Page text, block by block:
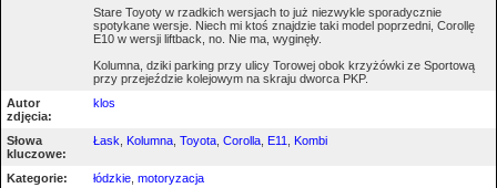
Stare Toyoty w rzadkich wersjach to już niezwykle sporadycznie
spotykane wersje. Niech mi ktoś znajdzie taki model poprzedni, Corollę
E10 w wersji liftback, no. Nie ma, wyginęły.
Kolumna, dziki parking przy ulicy Torowej obok krzyżówki ze Sportową
przy przejeździe kolejowym na skraju dworca PKP.
Autor
zdjęcia:
klos
Słowa
kluczowe:
Łask Kolumna Toyota Corolla E11 Kombi
Kategorie: łódzkie motoryzacja